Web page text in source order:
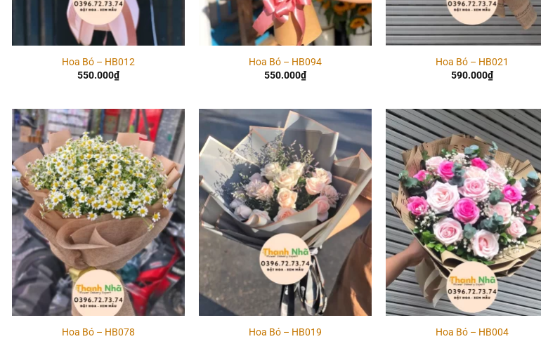
Hoa Bó – HB012
550.000₫
Hoa Bó – HB094
550.000₫
Hoa Bó – HB021
590.000₫
Add to
wishlist
Hoa Bó – HB078
Add to
wishlist
Hoa Bó – HB019
Add
Hoa Bó – HB004